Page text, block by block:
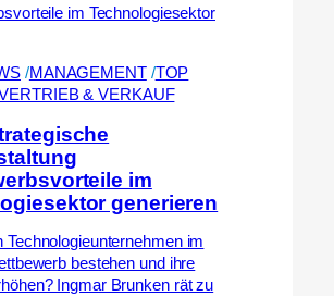
/MANAGEMENT /TOP
& VERKAUF
im
generieren
Technologieunternehmen im
bestehen und ihre
Ingmar Brunken rät zu